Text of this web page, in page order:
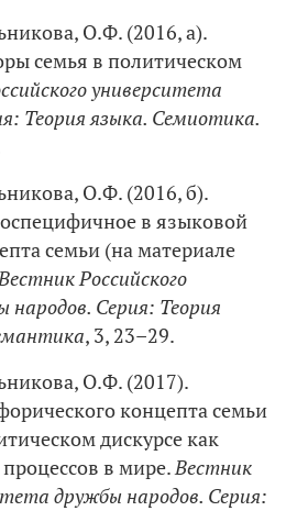
О.Ф. (2016, а).
семья в политическом
университета
Теория языка. Семиотика.
О.Ф. (2016, б).
в языковой
семьи (на материале
Российского
Серия: Теория
, 3, 23–29.
О.Ф. (2017).
концепта семьи
дискурсе как
в мире.Вестник
дружбы народов. Серия: